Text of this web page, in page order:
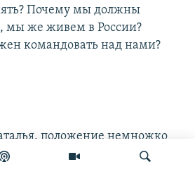
Почему мы должны
мы же живем в России?
командовать над нами?
положение немножко
доллар падает, а цены